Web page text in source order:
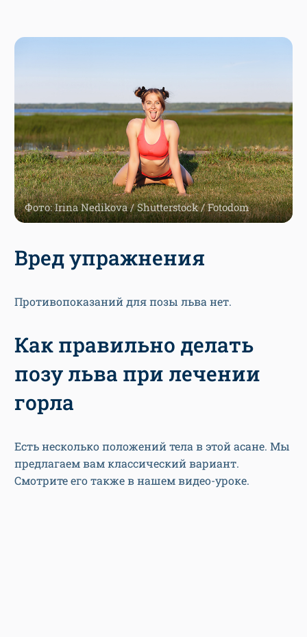
Фото: Irina Nedikova / Shutterstock / Fotodom
Вред упражнения
Противопоказаний для позы льва нет.
Как правильно делать
позу льва при лечении
горла
Есть несколько положений тела в этой асане. Мы
предлагаем вам классический вариант.
Смотрите его также в нашем видео-уроке.